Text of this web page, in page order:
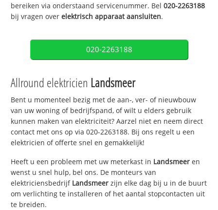
bereiken via onderstaand servicenummer. Bel020-2263188
bij vragen overelektrisch apparaat aansluiten.
020-2263188
Allround elektricien Landsmeer
Bent u momenteel bezig met de aan-, ver- of nieuwbouw
van uw woning of bedrijfspand, of wilt u elders gebruik
kunnen maken van elektriciteit? Aarzel niet en neem direct
contact met ons op via 020-2263188. Bij ons regelt u een
elektricien of offerte snel en gemakkelijk!
Heeft u een probleem met uw meterkast in Landsmeer en
wenst u snel hulp, bel ons. De monteurs van
elektriciensbedrijf Landsmeer zijn elke dag bij u in de buurt
om verlichting te installeren of het aantal stopcontacten uit
te breiden.